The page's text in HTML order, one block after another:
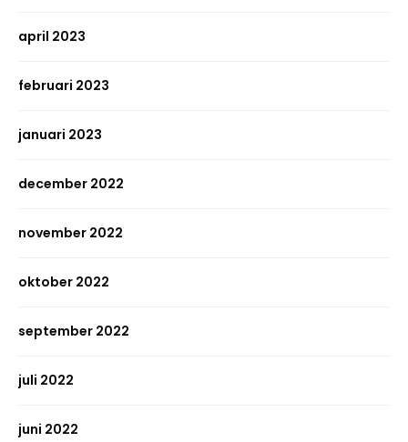
april 2023
februari 2023
januari 2023
december 2022
november 2022
oktober 2022
september 2022
juli 2022
juni 2022